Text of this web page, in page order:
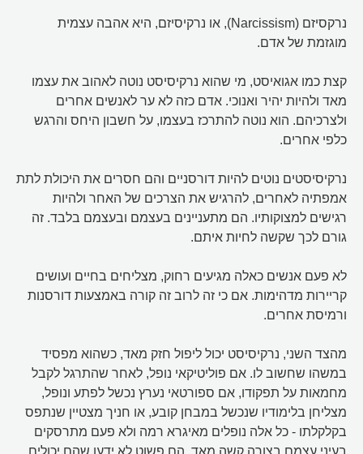
נרקסיזם (Narcissism), או נרקיסיזם, היא אהבה עצמית
מוגזמת של אדם.
קצת כמו אגואיסט, מי שהוא נרקיסיסט נוטה לאהוב את עצמו
מאד ולהיות יהיר ואנוכי. אדם כזה לא ער לאנשים אחרים
ולצרכיהם. הוא נוטה להתרכז בעצמו, על חשבון היחס והרגש
כלפי אחרים.
נרקיסיסטים נוטים להיות דורסניים והם חסרים את היכולת לתת
אמפתיה לאחרים, להרגיש את הצרכים של האחר ולהיות
רגישים למצוקותיו. הם מתעניינים בעצמם ובעצמם בלבד. זה
גורם לכך שקשה לחיות איתם.
לא פעם אנשים כאלה מגיעים רחוק, מצליחים בחיים ועושים
קריירות מדהימות. אם כי זה לרוב זה קורה באמצעות דורסנות
ורמיסת אחרים.
מהצד השני, נרקיסיסט יכול ליפול חזק מאד, כשהוא מפסיד
במשהו שחשוב לו. אם פוליטיקאי נופל, לאחר שהתרגל לקבל
מחמאות על תפקודו, אם ספורטאי נערץ נכשל לפתע ונופל,
מצליחן בלימודיו שנכשל במבחן קובע, או חניך מצטיין שנתפס
בקלקלתו - כל אלה נופלים מאיגרא רמה ולא פעם מתרסקים
בעיני עצמם בצורה קשה מאד. הם פשוט לא ידעו שהם יכולים